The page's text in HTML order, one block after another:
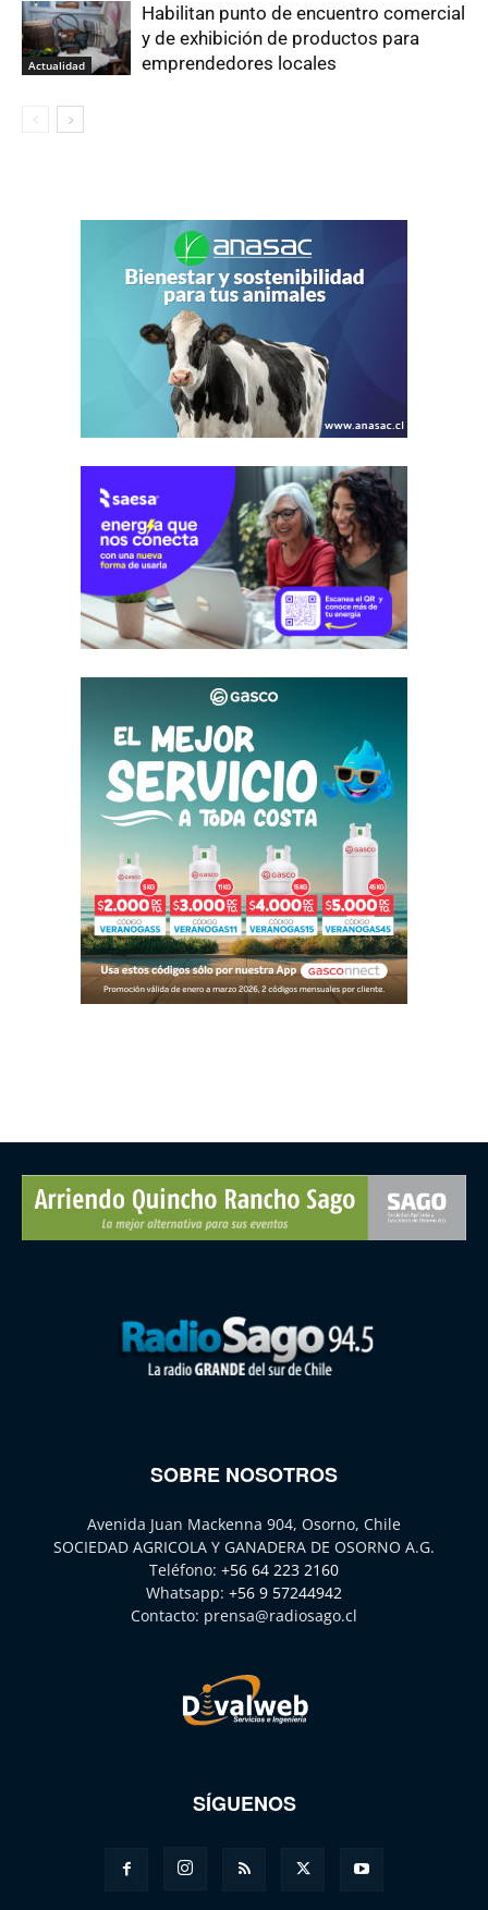
Actualidad
Habilitan punto de encuentro comercial
y de exhibición de productos para
emprendedores locales
SOBRE NOSOTROS
Avenida Juan Mackenna 904, Osorno, Chile
SOCIEDAD AGRICOLA Y GANADERA DE OSORNO A.G.
Teléfono: +56 64 223 2160
Whatsapp: +56 9 57244942
Contacto: prensa@radiosago.cl
SÍGUENOS